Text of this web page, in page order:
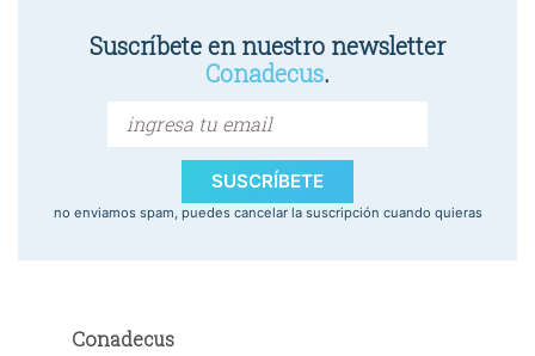
Suscríbete en nuestro newsletter
Conadecus.
SUSCRÍBETE
no enviamos spam, puedes cancelar la suscripción cuando quieras
Conadecus